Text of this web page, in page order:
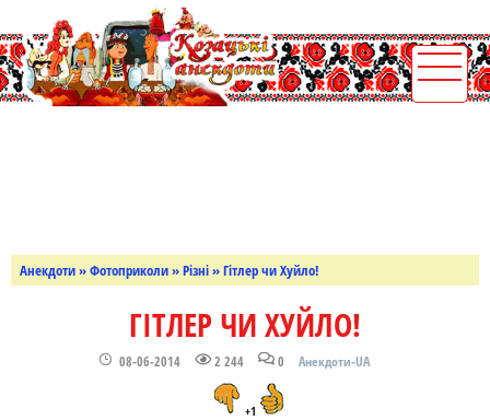
Анекдоти»Фотоприколи»Різні» Гітлер чи Хуйло!
ГІТЛЕР ЧИ ХУЙЛО!
08-06-2014 2 244 0 Анекдоти-UA
+1